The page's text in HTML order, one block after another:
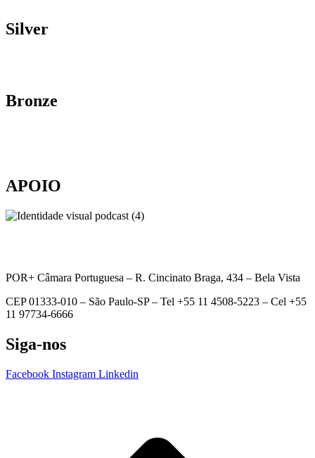
Silver
Bronze
APOIO
POR+ Câmara Portuguesa – R. Cincinato Braga, 434 – Bela Vista
CEP 01333-010 – São Paulo-SP – Tel +55 11 4508-5223 – Cel +55
11 97734-6666
Siga-nos
Facebook Instagram Linkedin